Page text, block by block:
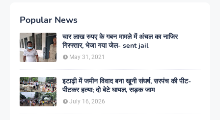
Popular News
चार लाख रुपए के गबन मामले में अंचल का नाजिर
गिरफ्तार, भेजा गया जेल- sent jail
May 31, 2021
इटाढ़ी में जमीन विवाद बना खूनी संघर्ष, सरपंच की पीट-
पीटकर हत्या; दो बेटे घायल, सड़क जाम
July 16, 2026